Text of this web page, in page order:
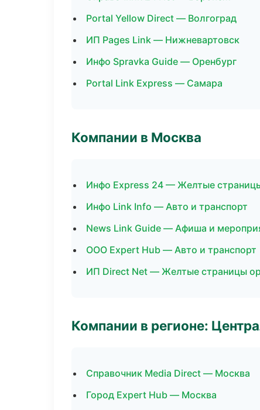
Portal Yellow Direct — Волгоград
ИП Pages Link — Нижневартовск
Инфо Spravka Guide — Оренбург
Portal Link Express — Самара
Компании в Москва
Инфо Express 24 — Желтые
Инфо Link Info — Авто и транспорт
News Link Guide — Афиша и
ООО Expert Hub — Авто и транспорт
ИП Direct Net — Желтые страницы
Компании в регионе:
Справочник Media Direct — Москва
Город Expert Hub — Москва